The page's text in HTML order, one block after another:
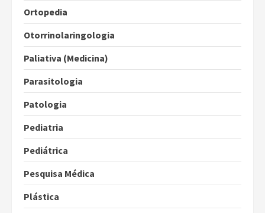
Ortopedia
Otorrinolaringologia
Paliativa (Medicina)
Parasitologia
Patologia
Pediatria
Pediátrica
Pesquisa Médica
Plástica